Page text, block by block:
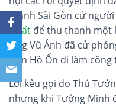
thanh Sài Gòn cử
Nhất để thu thanh một
Ông Vũ Ánh đã cử
viên Hồ Ổn đi làm công
Lời kêu gọi do Thủ
nhưng khi Tướng Minh